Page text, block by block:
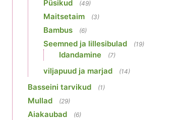
Püsikud (49)
Maitsetaim (3)
Bambus (6)
Seemned ja lillesibulad (19)
Idandamine (7)
viljapuud ja marjad (14)
Basseini tarvikud (1)
Mullad (29)
Aiakaubad (6)